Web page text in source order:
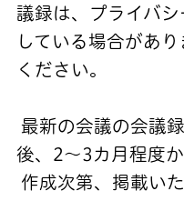
議録は、プライバ
している場合があ
ください。
最新の会議の会議
後、2～3カ月程度か
作成次第、掲載い